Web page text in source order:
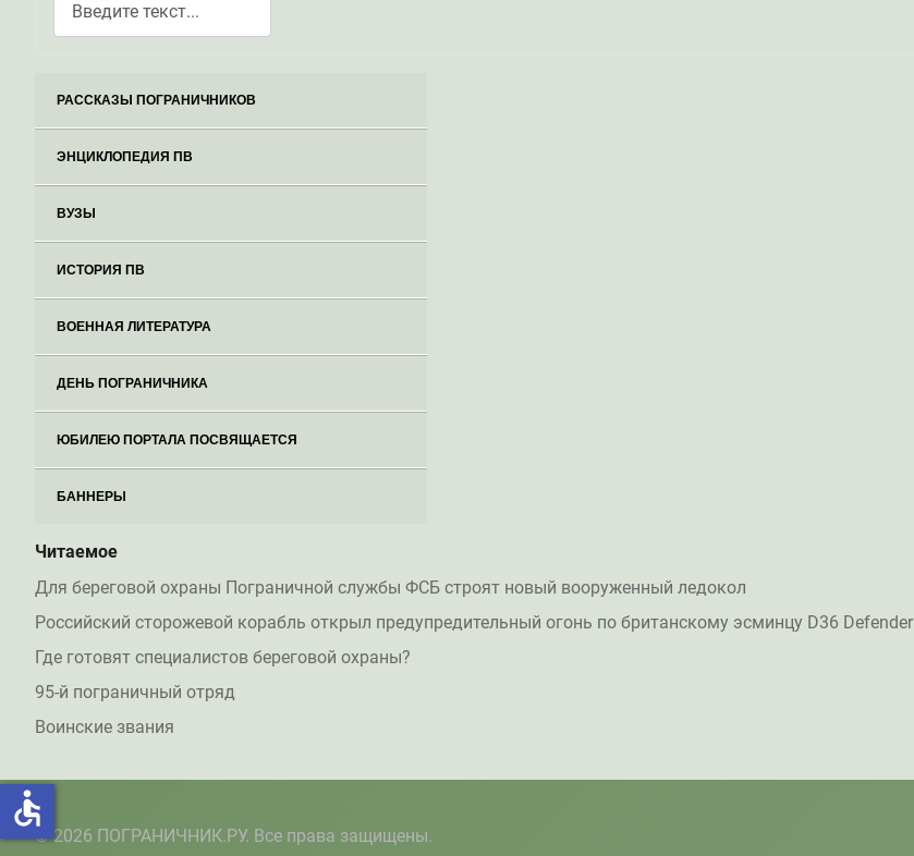
РАССКАЗЫ ПОГРАНИЧНИКОВ
ЭНЦИКЛОПЕДИЯ ПВ
ВУЗЫ
ИСТОРИЯ ПВ
ВОЕННАЯ ЛИТЕРАТУРА
ДЕНЬ ПОГРАНИЧНИКА
ЮБИЛЕЮ ПОРТАЛА ПОСВЯЩАЕТСЯ
БАННЕРЫ
Читаемое
Для береговой охраны Пограничной службы ФСБ строят новый вооруженный ледокол
Российский сторожевой корабль открыл предупредительный огонь по британскому эсминцу D36 Defender
Где готовят специалистов береговой охраны?
95-й пограничный отряд
Воинские звания
© 2026 ПОГРАНИЧНИК.РУ. Все права защищены.
accessible